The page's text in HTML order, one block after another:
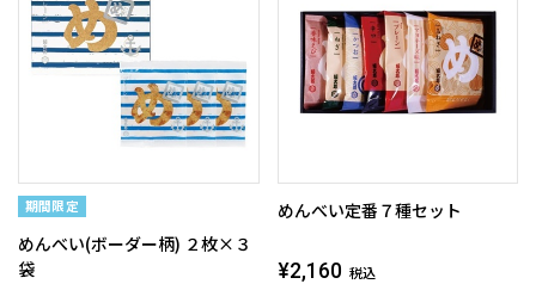
めんべい(ボーダー柄) ２枚×３
袋
めんべい定番７種セット
¥2,160 税込